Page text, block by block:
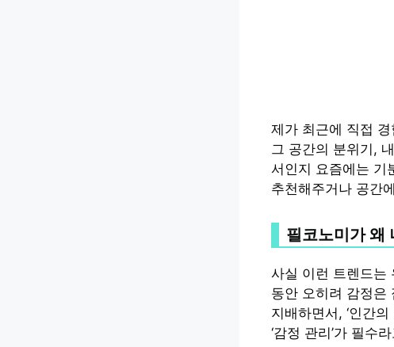
제가 최근에 직접
그 공간의 분위기,
서인지 요즘에는 기
추천해주거나 공간
필코노미가 왜
사실 이런 트렌드는
동안 오히려 감정은
지배하면서, ‘인간
‘감정 관리’가 필수